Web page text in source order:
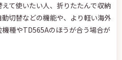
て使いたい人、折りたたんで収納
切替などの機能や、より軽い海外
種やTD565Aのほうが合う場合が